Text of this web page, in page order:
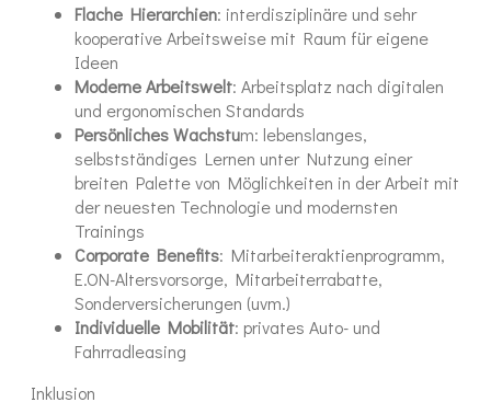
Flache Hierarchien: interdisziplinäre und sehr
kooperative Arbeitsweise mit Raum für eigene
Ideen
Moderne Arbeitswelt: Arbeitsplatz nach digitalen
und ergonomischen Standards
Persönliches Wachstum: lebenslanges,
selbstständiges Lernen unter Nutzung einer
breiten Palette von Möglichkeiten in der Arbeit mit
der neuesten Technologie und modernsten
Trainings
Corporate Benefits: Mitarbeiteraktienprogramm,
E.ON-Altersvorsorge, Mitarbeiterrabatte,
Sonderversicherungen (uvm.)
Individuelle Mobilität: privates Auto- und
Fahrradleasing
Inklusion